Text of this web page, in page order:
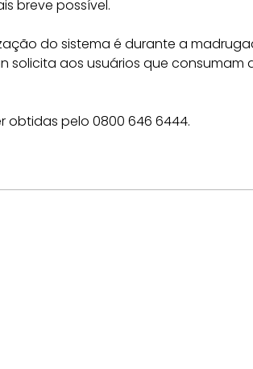
breve possível.
do sistema é durante a
solicita aos usuários que
obtidas pelo 0800 646 6444.